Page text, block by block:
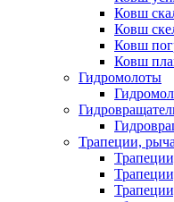
Ковш
Ковш
Ковш
Ковш
Гидромолоты
Трапеции,